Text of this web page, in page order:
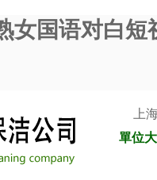
女国语对白
上
單位大